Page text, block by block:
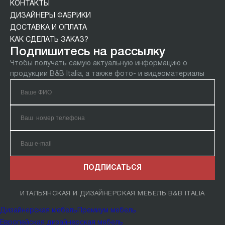
КОНТАКТЫ
ДИЗАЙНЕРЫ ФАБРИКИ
ДОСТАВКА И ОПЛАТА
КАК СДЕЛАТЬ ЗАКАЗ?
Подпишитесь на рассылку
Чтобы получать самую актуальную информацию о
продукции B&B Italia, а также фото- и видеоматериалы
ПОДПИСАТЬСЯ
ИТАЛЬЯНСКАЯ И ДИЗАЙНЕРСКАЯ МЕБЕЛЬ B&B ITALIA
Дизайнерская мебель Премиум мебель
Европейская дизайнерская мебель